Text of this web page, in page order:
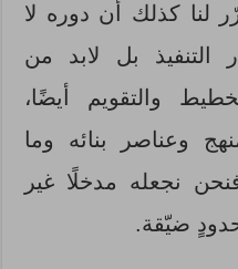
لنا كذلك أن دوره لا
بل لابد من
والتقويم أيضًا،
وعناصر بنائه وما
نجعله مدخلًا غير
ضيّقة.